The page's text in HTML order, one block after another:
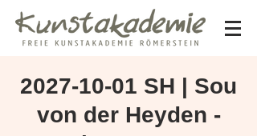
2027-10-01 SH | Sou
von der Heyden -